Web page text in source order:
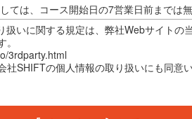
ては、コース開始日の7営業日前までは
扱いに関する規定は、弊社Webサイトの
3rdparty.html
社SHIFTの個人情報の取り扱いにも同意